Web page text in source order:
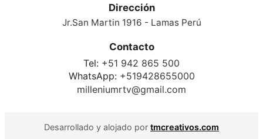
Dirección
Jr.San Martin 1916 - Lamas Perú
Contacto
Tel: +51 942 865 500
WhatsApp: +519428655000
milleniumrtv@gmail.com
Desarrollado y alojado por tmcreativos.com